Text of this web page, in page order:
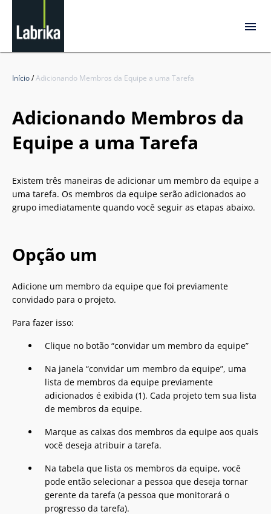
Início/Adicionando Membros da Equipe a uma Tarefa
Adicionando Membros da
Equipe a uma Tarefa
Existem três maneiras de adicionar um membro da equipe a
uma tarefa. Os membros da equipe serão adicionados ao
grupo imediatamente quando você seguir as etapas abaixo.
Opção um
Adicione um membro da equipe que foi previamente
convidado para o projeto.
Para fazer isso:
Clique no botão “convidar um membro da equipe”
Na janela “convidar um membro da equipe”, uma
lista de membros da equipe previamente
adicionados é exibida (1). Cada projeto tem sua lista
de membros da equipe.
Marque as caixas dos membros da equipe aos quais
você deseja atribuir a tarefa.
Na tabela que lista os membros da equipe, você
pode então selecionar a pessoa que deseja tornar
gerente da tarefa (a pessoa que monitorará o
progresso da tarefa).